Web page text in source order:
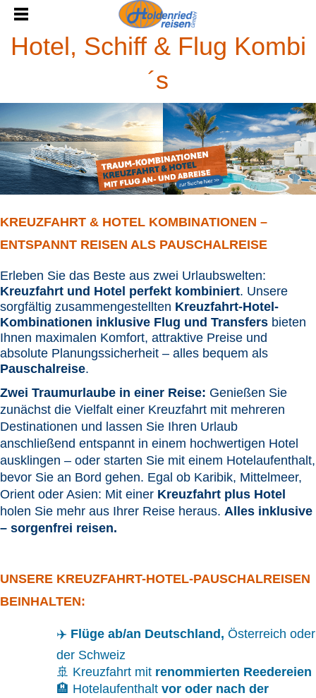
Hotel, Schiff & Flug Kombi
´s
KREUZFAHRT & HOTEL KOMBINATIONEN –
ENTSPANNT REISEN ALS PAUSCHALREISE
Erleben Sie das Beste aus zwei Urlaubswelten:
Kreuzfahrt und Hotel perfekt kombiniert. Unsere
sorgfältig zusammengestellten Kreuzfahrt-Hotel-
Kombinationen inklusive Flug und Transfers bieten
Ihnen maximalen Komfort, attraktive Preise und
absolute Planungssicherheit – alles bequem als
Pauschalreise.
Zwei Traumurlaube in einer Reise: Genießen Sie
zunächst die Vielfalt einer Kreuzfahrt mit mehreren
Destinationen und lassen Sie Ihren Urlaub
anschließend entspannt in einem hochwertigen Hotel
ausklingen – oder starten Sie mit einem Hotelaufenthalt,
bevor Sie an Bord gehen. Egal ob Karibik, Mittelmeer,
Orient oder Asien: Mit einer Kreuzfahrt plus Hotel
holen Sie mehr aus Ihrer Reise heraus. Alles inklusive
– sorgenfrei reisen.
UNSERE KREUZFAHRT-HOTEL-PAUSCHALREISEN
BEINHALTEN:
✈️ Flüge ab/an Deutschland, Österreich oder
der Schweiz
🚢 Kreuzfahrt mit renommierten Reedereien
🏨 Hotelaufenthalt vor oder nach der